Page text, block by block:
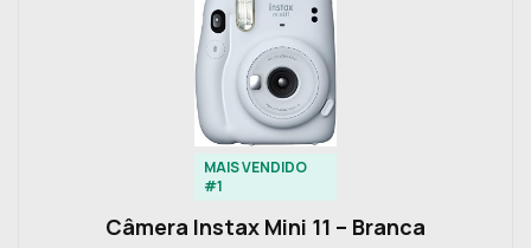
MAIS VENDIDO
#1
Câmera Instax Mini 11 – Branca